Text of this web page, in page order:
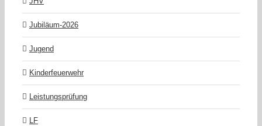
Jubiläum-2026
Jugend
Kinderfeuerwehr
Leistungsprüfung
LF